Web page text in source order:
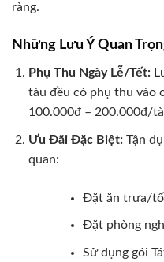
ràng.
Những Lưu Ý Quan
Phụ Thu Ngày Lễ/Tết:
tàu đều có phụ thu vào
100.000đ – 200.000đ/
Ưu Đãi Đặc Biệt:Tận
quan:
Đặt ăn trưa/
Đặt phòng
Sử dụng gói